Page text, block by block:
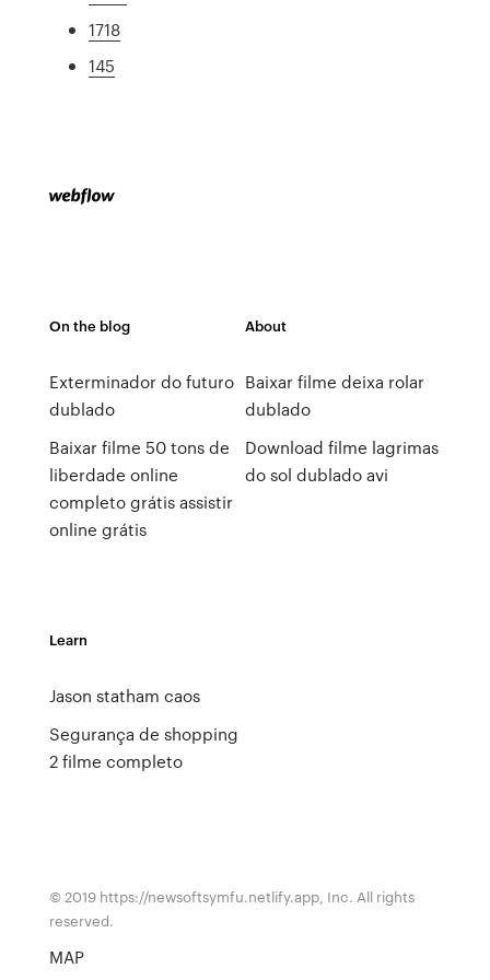
1718
145
On the blog
Exterminador do futuro
dublado
Baixar filme 50 tons de
liberdade online
completo grátis assistir
online grátis
About
Baixar filme deixa rolar
dublado
Download filme lagrimas
do sol dublado avi
Learn
Jason statham caos
Segurança de shopping
2 filme completo
© 2019 https://newsoftsymfu.netlify.app, Inc. All rights
reserved.
MAP